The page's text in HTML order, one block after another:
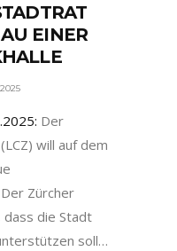
EINER
Der
will auf dem
Zürcher
die Stadt
soll…